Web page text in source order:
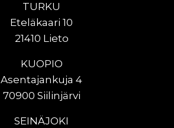
TURKU
Eteläkaari 10
21410 Lieto
KUOPIO
Asentajankuja 4
70900 Siilinjärvi
SEINÄJOKI